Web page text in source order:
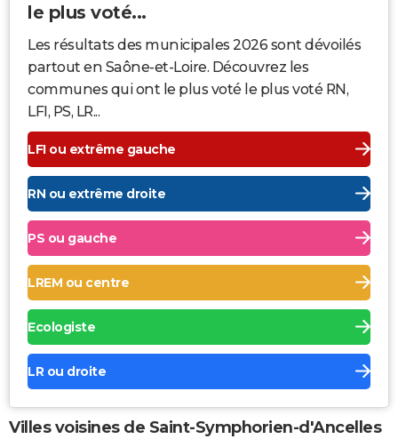
le plus voté...
Les résultats des municipales 2026 sont dévoilés
partout en Saône-et-Loire. Découvrez les
communes qui ont le plus voté le plus voté RN,
LFI, PS, LR...
LFI ou extrême gauche
RN ou extrême droite
PS ou gauche
LREM ou centre
Ecologiste
LR ou droite
Villes voisines de Saint-Symphorien-d'Ancelles